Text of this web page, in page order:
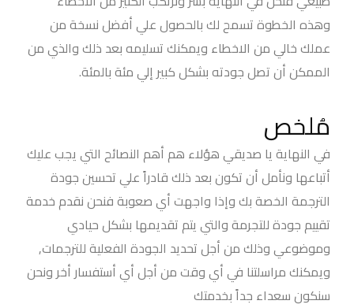
وهذه الخطوة تسمح لك بالحصول علي أفضل نسخة من
عملك خالي من الاخطاء ويمكنك تسليمه بعد ذلك والذي من
الممكن أن تصل جودته بشكل كبير إلي مئة بالمئة.
مُلخص
في النهاية يا صديقي هؤلاء هم أهم النصائح التي يجب عليك
أتباعها ونأمل أن تكون بعد ذلك قادراً علي تحسين جودة
الترجمة الخصة بك وإذا واجهت أي صعوبة فنحن نقدم خدمة
تقييم جودة للتجرمة والتي يتم تقديمها بشكل حيادي
وموضوعي وذلك من أجل تحديد الجودة الفعلية للترجمات,
ويمكنك مراسلتنا في أي وقت من أجل أي أستفسار أخر ونحن
سنكون سعداء جداً بخدمتك